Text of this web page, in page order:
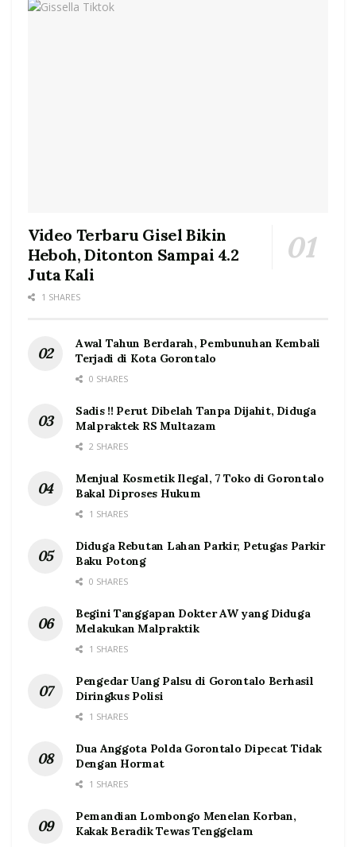
Video Terbaru Gisel Bikin
Heboh, Ditonton Sampai 4.2
Juta Kali
1 SHARES
Awal Tahun Berdarah, Pembunuhan Kembali
Terjadi di Kota Gorontalo
0 SHARES
Sadis !! Perut Dibelah Tanpa Dijahit, Diduga
Malpraktek RS Multazam
2 SHARES
Menjual Kosmetik Ilegal, 7 Toko di Gorontalo
Bakal Diproses Hukum
1 SHARES
Diduga Rebutan Lahan Parkir, Petugas Parkir
Baku Potong
0 SHARES
Begini Tanggapan Dokter AW yang Diduga
Melakukan Malpraktik
1 SHARES
Pengedar Uang Palsu di Gorontalo Berhasil
Diringkus Polisi
1 SHARES
Dua Anggota Polda Gorontalo Dipecat Tidak
Dengan Hormat
1 SHARES
Pemandian Lombongo Menelan Korban,
Kakak Beradik Tewas Tenggelam